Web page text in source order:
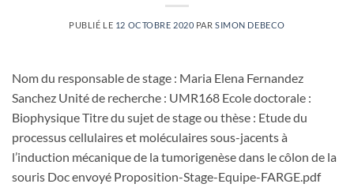
PUBLIÉ LE 12 OCTOBRE 2020 PARSIMON DEBECO
Nom du responsable de stage : Maria Elena Fernandez
Sanchez Unité de recherche : UMR168 Ecole doctorale :
Biophysique Titre du sujet de stage ou thèse : Etude du
processus cellulaires et moléculaires sous-jacents à
l’induction mécanique de la tumorigenèse dans le côlon de la
souris Doc envoyé Proposition-Stage-Equipe-FARGE.pdf